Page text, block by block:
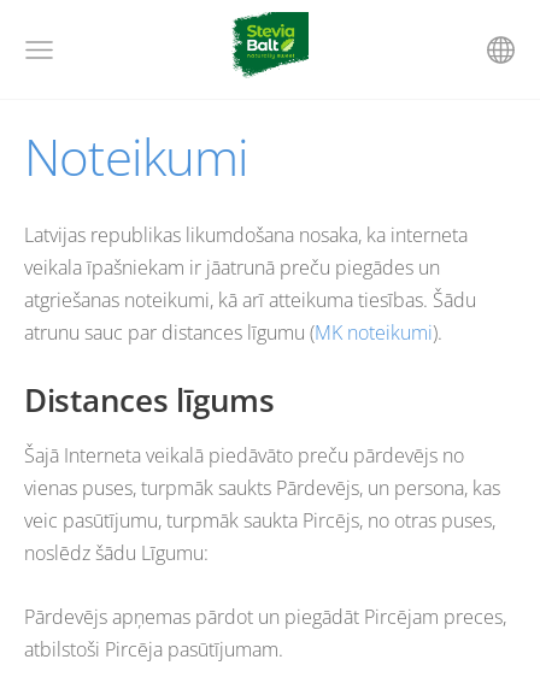
Noteikumi
Latvijas republikas likumdošana nosaka, ka interneta
veikala īpašniekam ir jāatrunā preču piegādes un
atgriešanas noteikumi, kā arī atteikuma tiesības. Šādu
atrunu sauc par distances līgumu (MK noteikumi).
Distances līgums
Šajā Interneta veikalā piedāvāto preču pārdevējs no
vienas puses, turpmāk saukts Pārdevējs, un persona, kas
veic pasūtījumu, turpmāk saukta Pircējs, no otras puses,
noslēdz šādu Līgumu:
Pārdevējs apņemas pārdot un piegādāt Pircējam preces,
atbilstoši Pircēja pasūtījumam.